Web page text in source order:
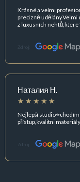
Krásné a velmi
precizně udělány.Velmi
z luxusních nehtů,které
Zdroj:
Наталия Н.
Nejlepší
přístup,kvalitni
Zdroj: